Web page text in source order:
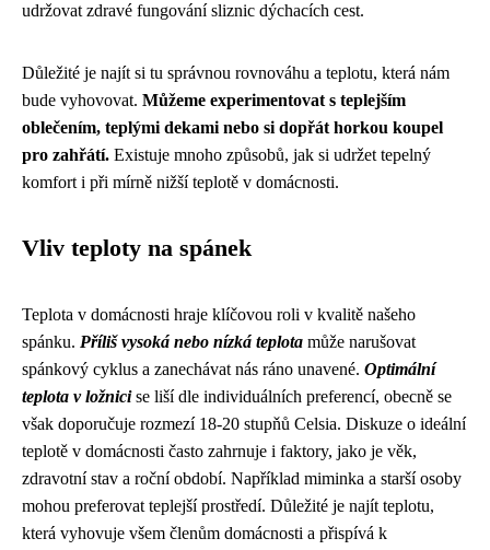
udržovat zdravé fungování sliznic dýchacích cest.
Důležité je najít si tu správnou rovnováhu a teplotu, která nám
bude vyhovovat. Můžeme experimentovat s teplejším
oblečením, teplými dekami nebo si dopřát horkou koupel
pro zahřátí. Existuje mnoho způsobů, jak si udržet tepelný
komfort i při mírně nižší teplotě v domácnosti.
Vliv teploty na spánek
Teplota v domácnosti hraje klíčovou roli v kvalitě našeho
spánku. Příliš vysoká nebo nízká teplota může narušovat
spánkový cyklus a zanechávat nás ráno unavené. Optimální
teplota v ložnicise liší dle individuálních preferencí, obecně se
však doporučuje rozmezí 18-20 stupňů Celsia. Diskuze o ideální
teplotě v domácnosti často zahrnuje i faktory, jako je věk,
zdravotní stav a roční období. Například miminka a starší osoby
mohou preferovat teplejší prostředí. Důležité je najít teplotu,
která vyhovuje všem členům domácnosti a přispívá k